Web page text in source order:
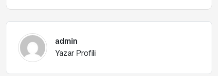
admin
Yazar Profili